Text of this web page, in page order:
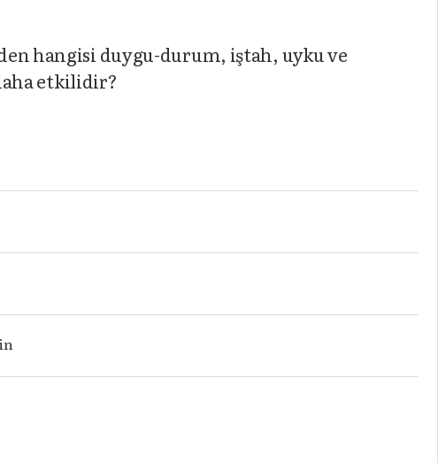
hangisi duygu-durum, iştah, uyku ve
etkilidir?